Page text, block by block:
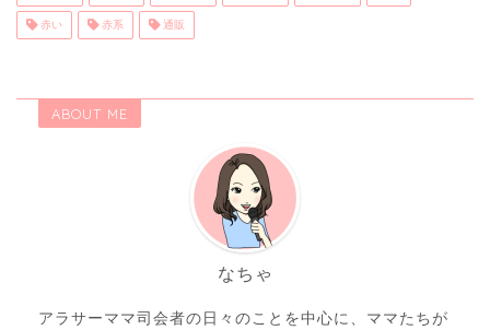
赤い 赤系 通販
ABOUT ME
なちゃ
アラサーママ司会者の日々のことを中心に、ママたちが